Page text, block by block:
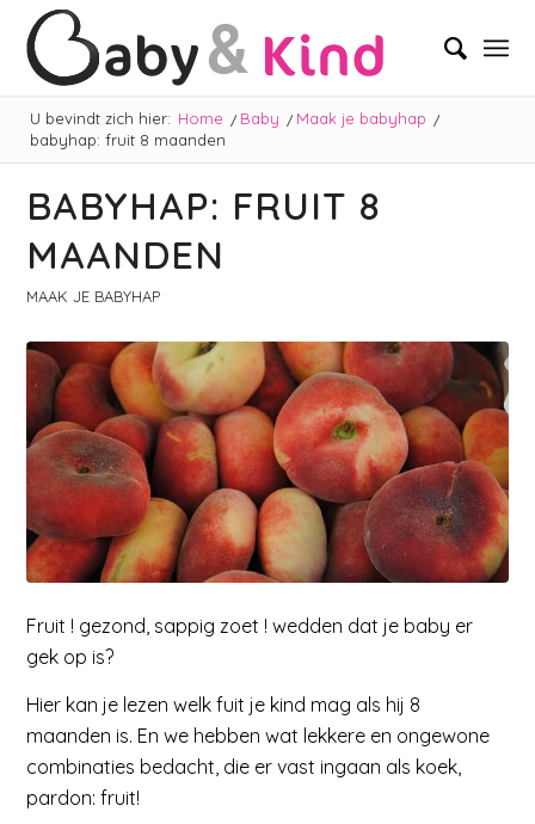
U bevindt zich hier: Home / Baby / Maak je babyhap /
babyhap: fruit 8 maanden
BABYHAP: FRUIT 8
MAANDEN
MAAK JE BABYHAP
Fruit ! gezond, sappig zoet ! wedden dat je baby er
gek op is?
Hier kan je lezen welk fuit je kind mag als hij 8
maanden is. En we hebben wat lekkere en ongewone
combinaties bedacht, die er vast ingaan als koek,
pardon: fruit!